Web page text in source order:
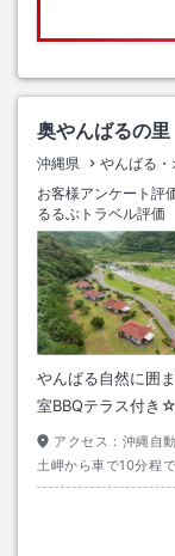
奥やんばるの里
沖縄県 やんばる・
お客様アンケート評
るるぶトラベル評価
やんばる自然に囲
室BBQテラス付き
アクセス： 沖縄自
土岬から車で10分程で